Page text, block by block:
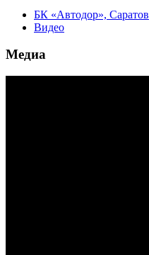
БК «Автодор», Саратов
Видео
Медиа